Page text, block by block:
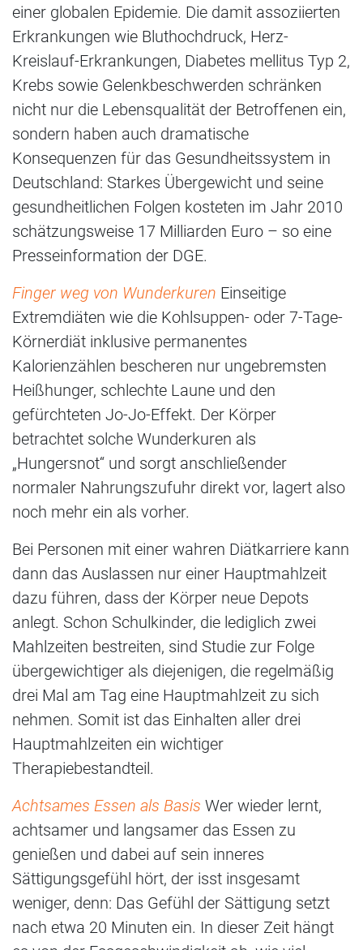
einer globalen Epidemie. Die damit assoziierten
Erkrankungen wie Bluthochdruck, Herz-
Kreislauf-Erkrankungen, Diabetes mellitus Typ 2,
Krebs sowie Gelenkbeschwerden schränken
nicht nur die Lebensqualität der Betroffenen ein,
sondern haben auch dramatische
Konsequenzen für das Gesundheitssystem in
Deutschland: Starkes Übergewicht und seine
gesundheitlichen Folgen kosteten im Jahr 2010
schätzungsweise 17 Milliarden Euro – so eine
Presseinformation der DGE.
Finger weg von Wunderkuren Einseitige
Extremdiäten wie die Kohlsuppen- oder 7-Tage-
Körnerdiät inklusive permanentes
Kalorienzählen bescheren nur ungebremsten
Heißhunger, schlechte Laune und den
gefürchteten Jo-Jo-Effekt. Der Körper
betrachtet solche Wunderkuren als
„Hungersnot“ und sorgt anschließender
normaler Nahrungszufuhr direkt vor, lagert also
noch mehr ein als vorher.
Bei Personen mit einer wahren Diätkarriere kann
dann das Auslassen nur einer Hauptmahlzeit
dazu führen, dass der Körper neue Depots
anlegt. Schon Schulkinder, die lediglich zwei
Mahlzeiten bestreiten, sind Studie zur Folge
übergewichtiger als diejenigen, die regelmäßig
drei Mal am Tag eine Hauptmahlzeit zu sich
nehmen. Somit ist das Einhalten aller drei
Hauptmahlzeiten ein wichtiger
Therapiebestandteil.
Achtsames Essen als Basis Wer wieder lernt,
achtsamer und langsamer das Essen zu
genießen und dabei auf sein inneres
Sättigungsgefühl hört, der isst insgesamt
weniger, denn: Das Gefühl der Sättigung setzt
nach etwa 20 Minuten ein. In dieser Zeit hängt